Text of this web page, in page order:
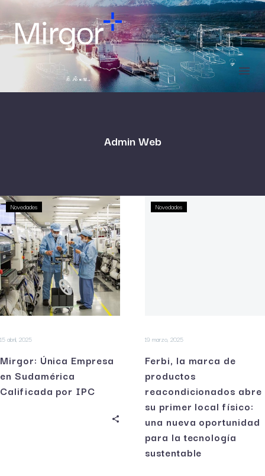
Admin Web
Novedades
15 abril, 2025
Mirgor: Única Empresa
en Sudamérica
Calificada por IPC
Novedades
19 marzo, 2025
Ferbi, la marca de
productos
reacondicionados abre
su primer local físico:
una nueva oportunidad
para la tecnología
sustentable